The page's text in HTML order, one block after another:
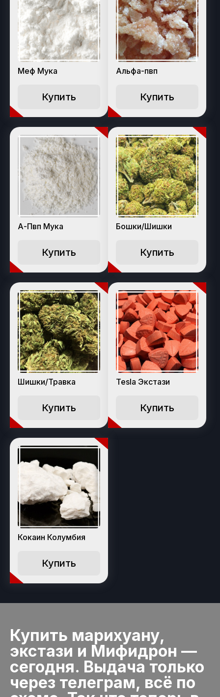
Меф Мука
Купить
Альфа-пвп
Купить
А-Пвп Мука
Купить
Бошки/Шишки
Купить
Шишки/Травка
Купить
Tesla Экстази
Купить
Кокаин Колумбия
Купить
Купить марихуану,
экстази и Мифидрон —
сегодня. Выдача только
через телеграм, всё по